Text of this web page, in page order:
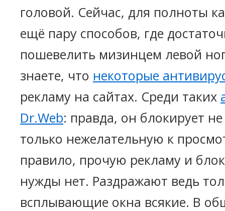
головой. Сейчас, для полноты
ещё пару способов, где
пошевелить мизинцем левой
знаете, что некоторые
рекламу на сайтах. Среди таких
Dr.Web: правда, он блокирует
только нежелательную к
правило, прочую рекламу и
нужды нет. Раздражают ведь
всплывающие окна всякие. В